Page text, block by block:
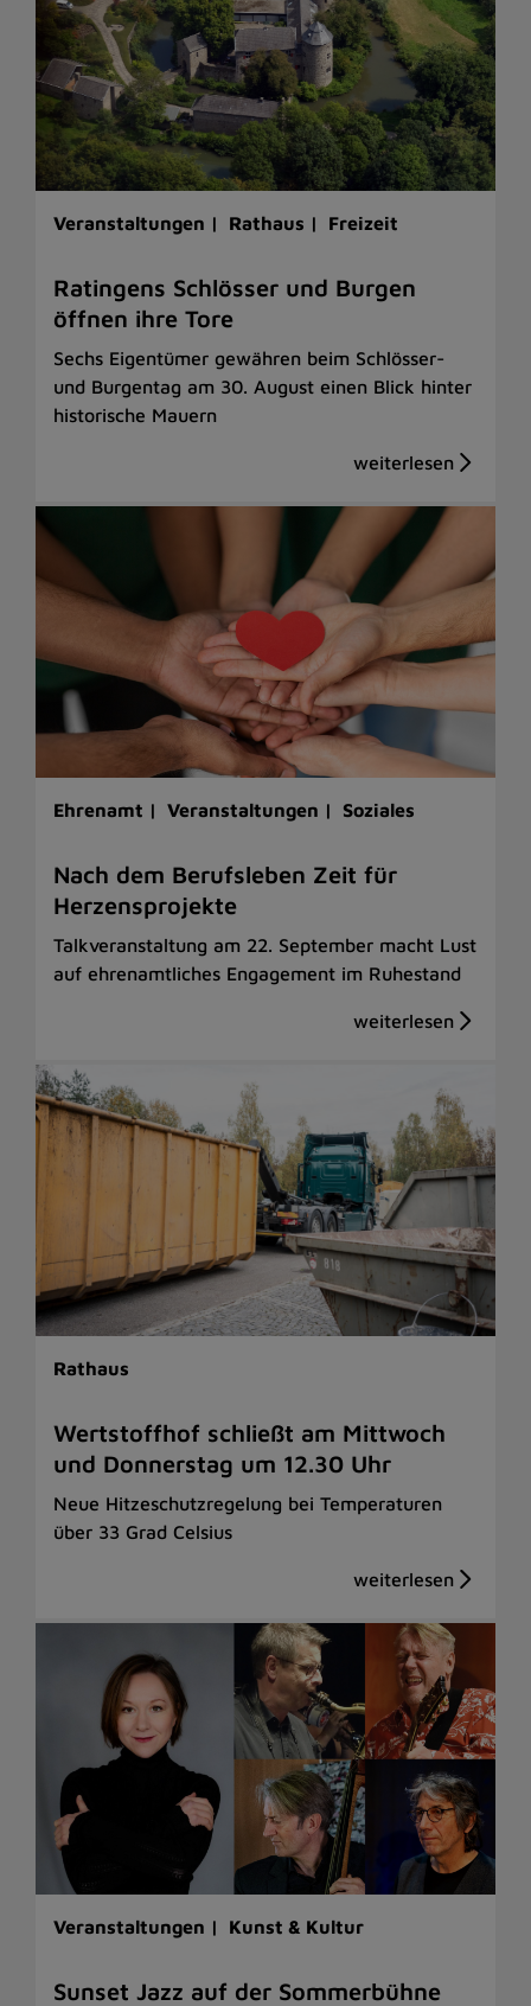
Veranstaltungen | Rathaus | Freizeit
Ratingens Schlösser und Burgen
öffnen ihre Tore
Sechs Eigentümer gewähren beim Schlösser-
und Burgentag am 30. August einen Blick hinter
historische Mauern
Ehrenamt | Veranstaltungen | Soziales
Nach dem Berufsleben Zeit für
Herzensprojekte
Talkveranstaltung am 22. September macht Lust
auf ehrenamtliches Engagement im Ruhestand
Rathaus
Wertstoffhof schließt am Mittwoch
und Donnerstag um 12.30 Uhr
Neue Hitzeschutzregelung bei Temperaturen
über 33 Grad Celsius
Veranstaltungen | Kunst & Kultur
Sunset Jazz auf der Sommerbühne